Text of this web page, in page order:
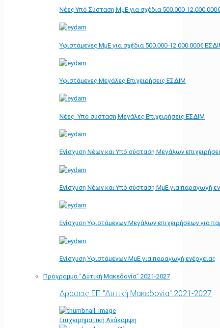
Νέες Υπό Σύσταση ΜμΕ για σχέδια 500.000-
Υφιστάμενες ΜμΕ για σχέδια 500.000-12.000.000€
Υφιστάμενες Μεγάλες Επιχειρήσεις ΕΣΔΙΜ
Νέες- Υπό σύσταση Μεγάλες Επιχειρήσεις ΕΣΔΙΜ
Ενίσχυση Νέων και Υπό σύσταση Μεγάλων
Ενίσχυση Νέων και Υπό σύσταση ΜμΕ για παραγωγή
Ενίσχυση Υφιστάμενων Μεγάλων επιχειρήσεων για
Ενίσχυση Υφιστάμενων ΜμΕ για παραγωγή ενέργειας
Πρόγραμμα “Δυτική Μακεδονία” 2021-2027
Δράσεις ΕΠ "Δυτική Μακεδονία" 2021-2027
Επιχειρηματική Ανάκαμψη